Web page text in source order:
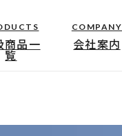
商品一
覧
COMPANY
会社案内